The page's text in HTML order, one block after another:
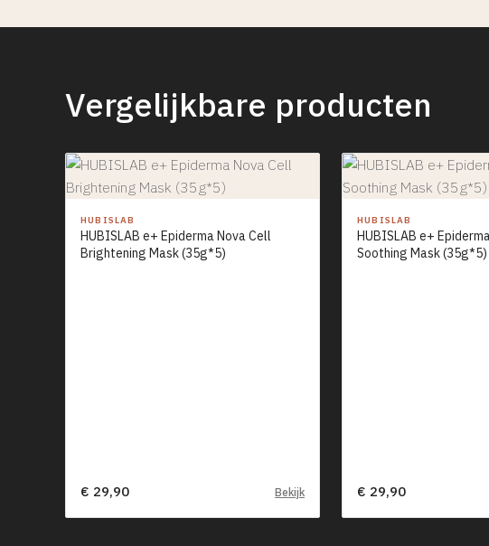
Vergelijkbare producten
HUBISLAB
HUBISLAB e+ Epiderma Nova Cell
Brightening Mask (35g*5)
€ 29,90 Bekijk
HUBISLAB
HUBISLAB e+
Soothing Mask (35g*5)
€ 29,90